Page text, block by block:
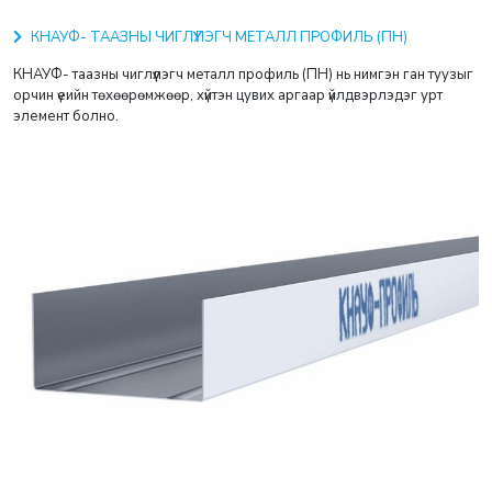
КНАУФ- ТААЗНЫ ЧИГЛҮҮЛЭГЧ МЕТАЛЛ ПРОФИЛЬ (ПН)
КНАУФ- таазны чиглүүлэгч металл профиль (ПН) нь нимгэн ган туузыг
орчин үеийн төхөөрөмжөөр, хүйтэн цувих аргаар үйлдвэрлэдэг урт
элемент болно.